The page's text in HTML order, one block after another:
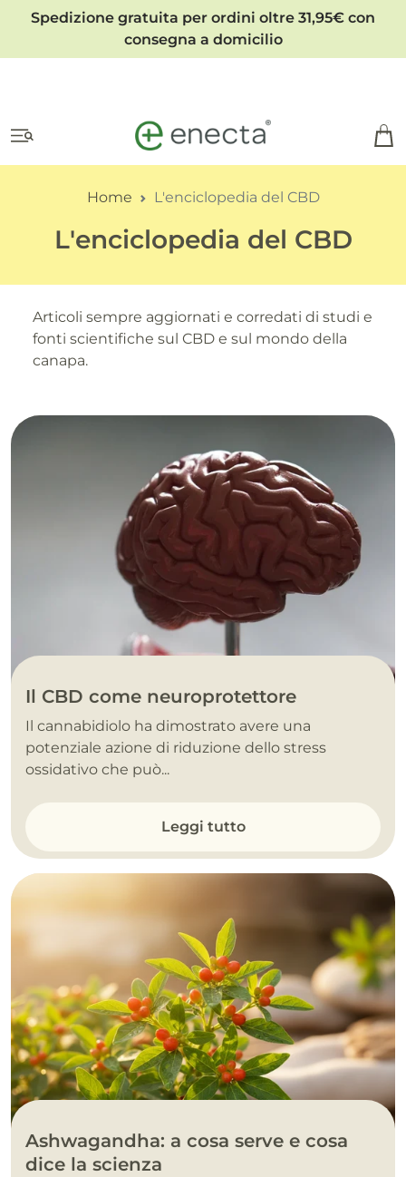
Spedizione gratuita per ordini oltre 31,95€ con
consegna a domicilio
Home L'enciclopedia del CBD
L'enciclopedia del CBD
Articoli sempre aggiornati e corredati di studi e
fonti scientifiche sul CBD e sul mondo della
canapa.
Il CBD come neuroprotettore
Il cannabidiolo ha dimostrato avere una
potenziale azione di riduzione dello stress
ossidativo che può...
Leggi tutto
Ashwagandha: a cosa serve e cosa
dice la scienza